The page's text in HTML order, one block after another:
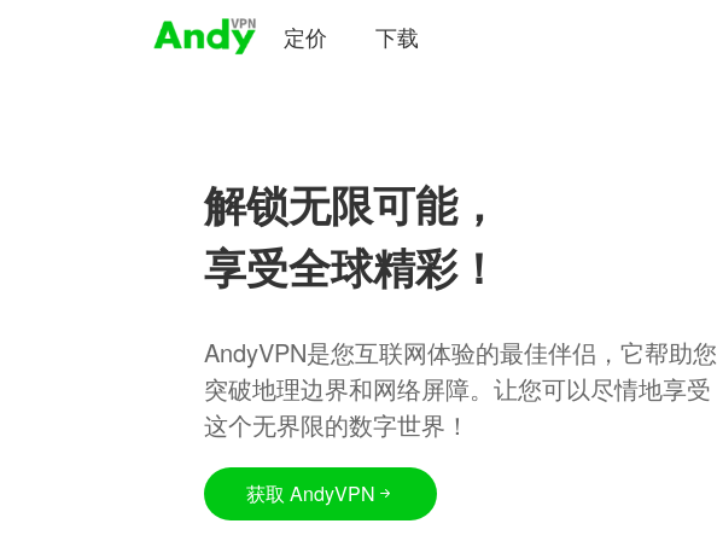
定价 下载
解锁无限可能，
享受全球精彩！
AndyVPN是您互联网体验的最佳伴侣，它帮助您
突破地理边界和网络屏障。让您可以尽情地享受
这个无界限的数字世界！
获取 AndyVPN